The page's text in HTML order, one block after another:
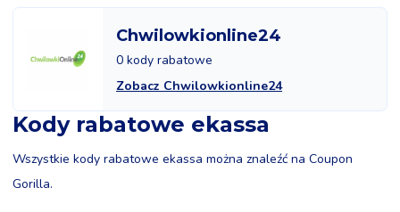
Chwilowkionline24
0 kody rabatowe
Zobacz Chwilowkionline24
Kody rabatowe ekassa
Wszystkie kody rabatowe ekassa można znaleźć na Coupon
Gorilla.